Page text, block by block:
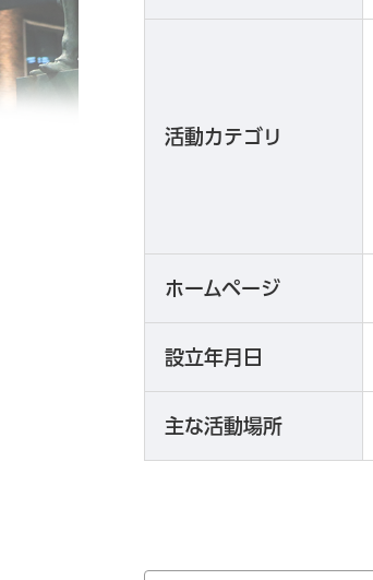
活動カテゴリ
ホームページ
設立年月日
主な活動場所